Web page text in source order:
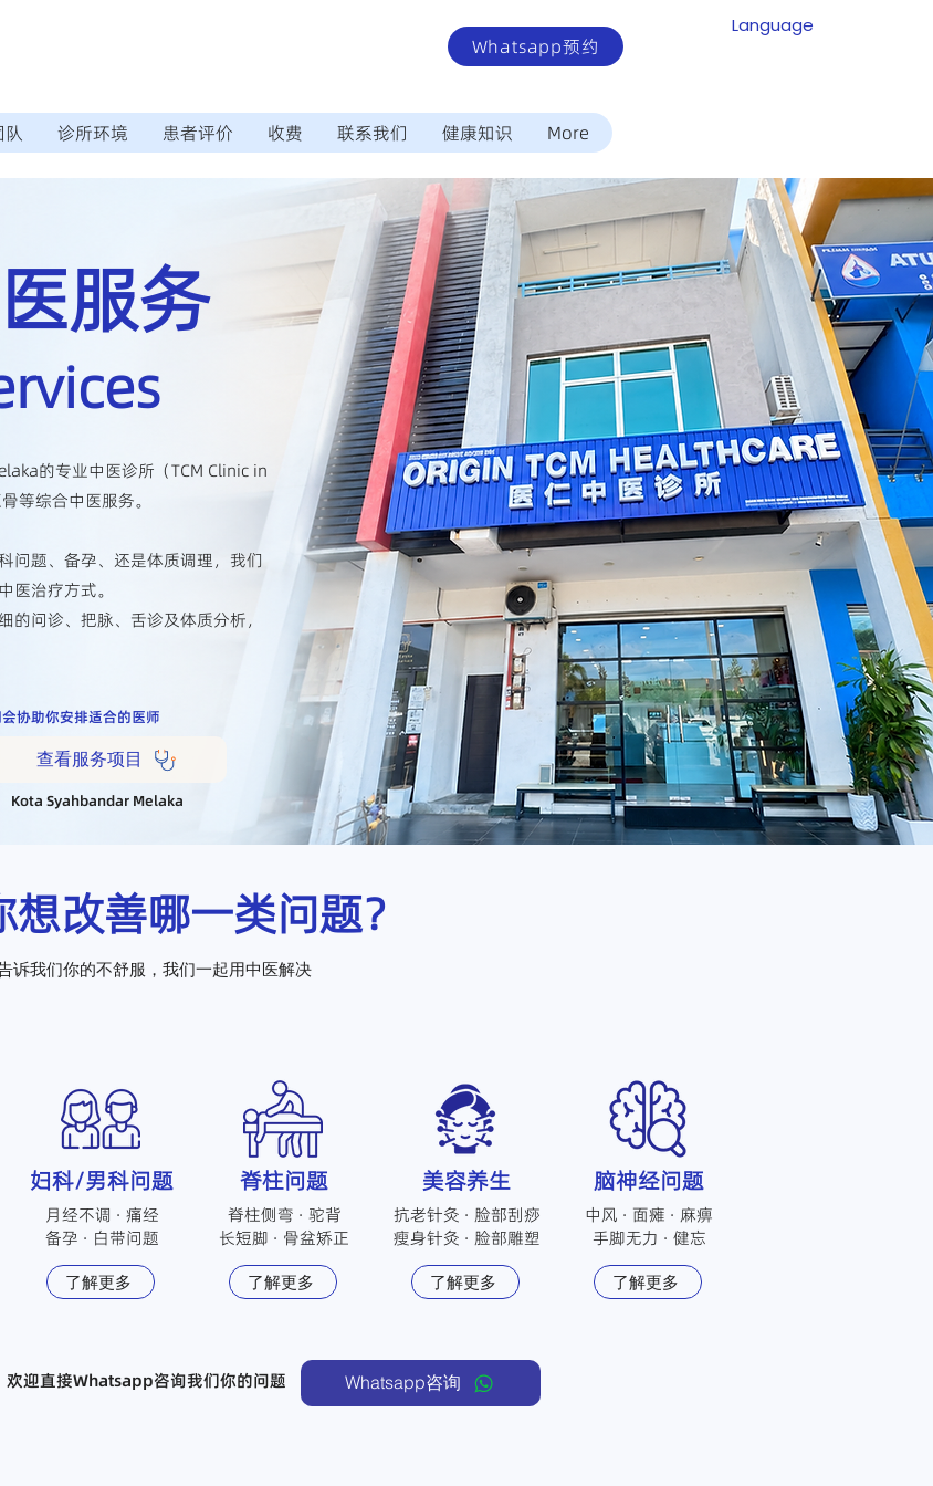
Whatsapp预约
Language
队 诊所环境 患者评价 收费 联系我们 健康知识 More
服务
的专业中医诊所（TCM Clinic in
等综合中医服务。​
问题、备孕、还是体质调理，我们
医治疗方式。
问诊、把脉、舌诊及体质分析，
协助你安排适合的医师
查看服务项目
Kota Syahbandar Melaka
想改善哪一类问题？
诉我们你的不舒服，我们一起用中医解决
妇科/男科问题
月经不调 · 痛经
​备孕 · 白带问题
了解更多
脊柱问题
脊柱侧弯 · 驼背
​长短脚 · 骨盆矫正
了解更多
美容养生
抗老针灸 · 脸部刮痧
​瘦身针灸 · 脸部雕塑
了解更多
脑神经问题
中风 · 面瘫 · 麻痹
​手脚无力 · 健忘
了解更多
迎直接Whatsapp咨询我们你的问题 Whatsapp咨询